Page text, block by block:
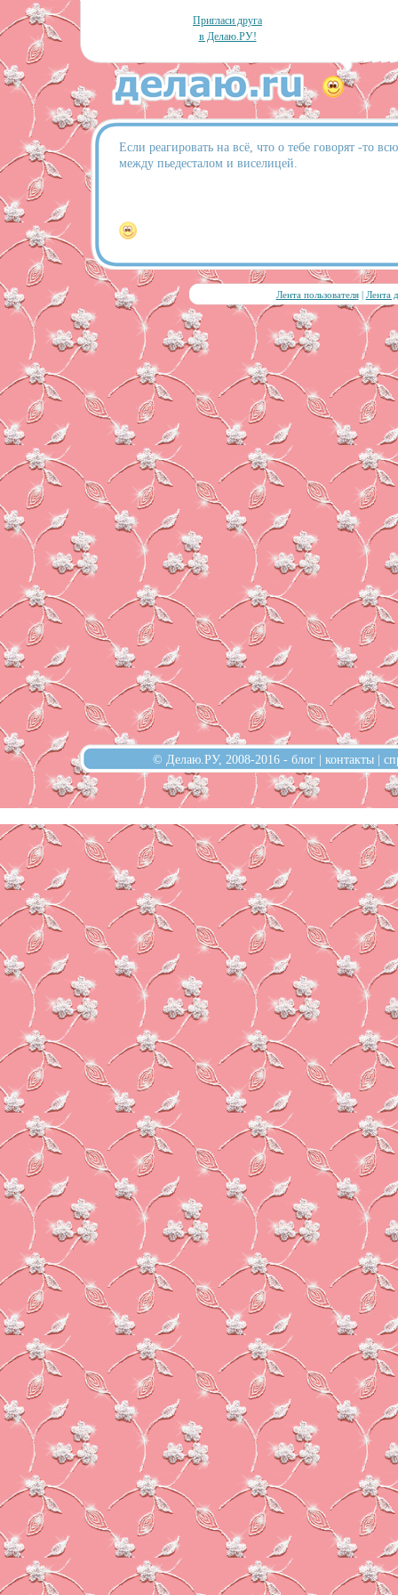
Пригласи друга
в Делаю.РУ!
Если реагировать на всё, что о тебе говорят -то
между пьедесталом и виселицей.
Лента пользователя| Лента
© Делаю.РУ, 2008-2016 - блог | контакты |